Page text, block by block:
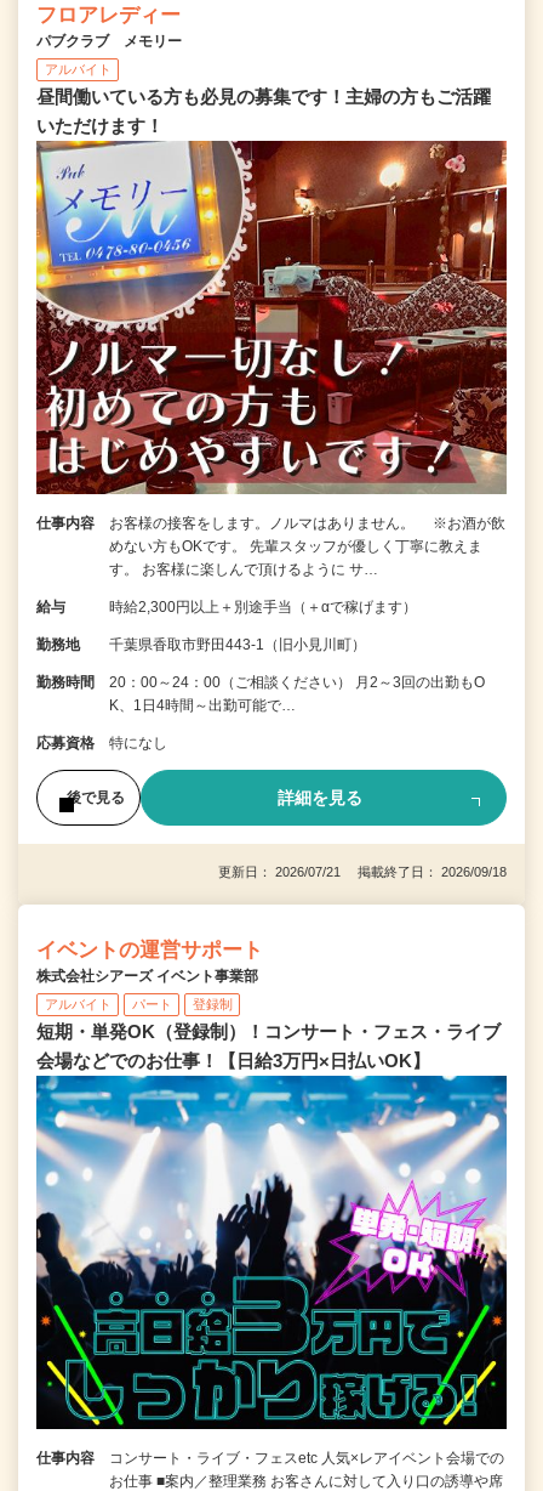
フロアレディー
パブクラブ メモリー
アルバイト
昼間働いている方も必見の募集です！主婦の方もご活躍
いただけます！
仕事内容
お客様の接客をします。ノルマはありません。 ※お酒が飲
めない方もOKです。 先輩スタッフが優しく丁寧に教えま
す。 お客様に楽しんで頂けるように サ…
給与 時給2,300円以上＋別途手当（＋αで稼げます）
勤務地 千葉県香取市野田443-1（旧小見川町）
勤務時間
20：00～24：00（ご相談ください） 月2～3回の出勤もO
K、1日4時間～出勤可能で…
応募資格 特になし
後で見る 詳細を見る
更新日： 2026/07/21 掲載終了日： 2026/09/18
イベントの運営サポート
株式会社シアーズ イベント事業部
アルバイト パート 登録制
短期・単発OK（登録制）！コンサート・フェス・ライブ
会場などでのお仕事！【日給3万円×日払いOK】
仕事内容
コンサート・ライブ・フェスetc 人気×レアイベント会場での
お仕事 ■案内／整理業務 お客さんに対して入り口の誘導や席